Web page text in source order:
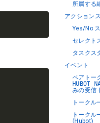
所属する
アクション
Yes/No
セレクト
タスクス
イベント
ペアトー
みの受信
トークル
トークル
(Hubot)